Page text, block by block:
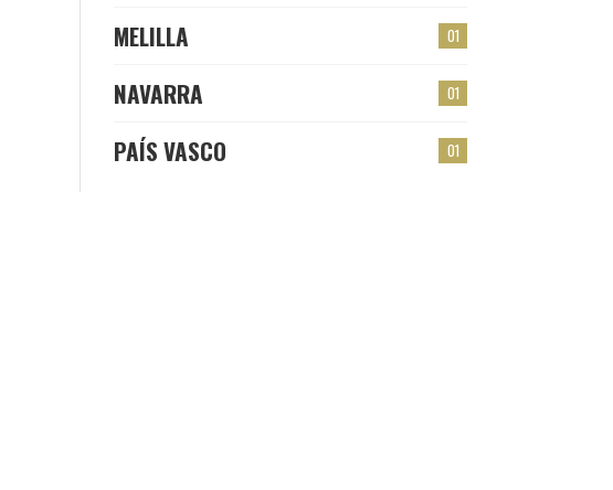
01
MELILLA
01
NAVARRA
01
PAÍS VASCO